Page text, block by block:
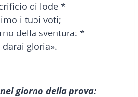
di lode *
i tuoi voti;
della sventura: *
gloria».
giorno della prova: